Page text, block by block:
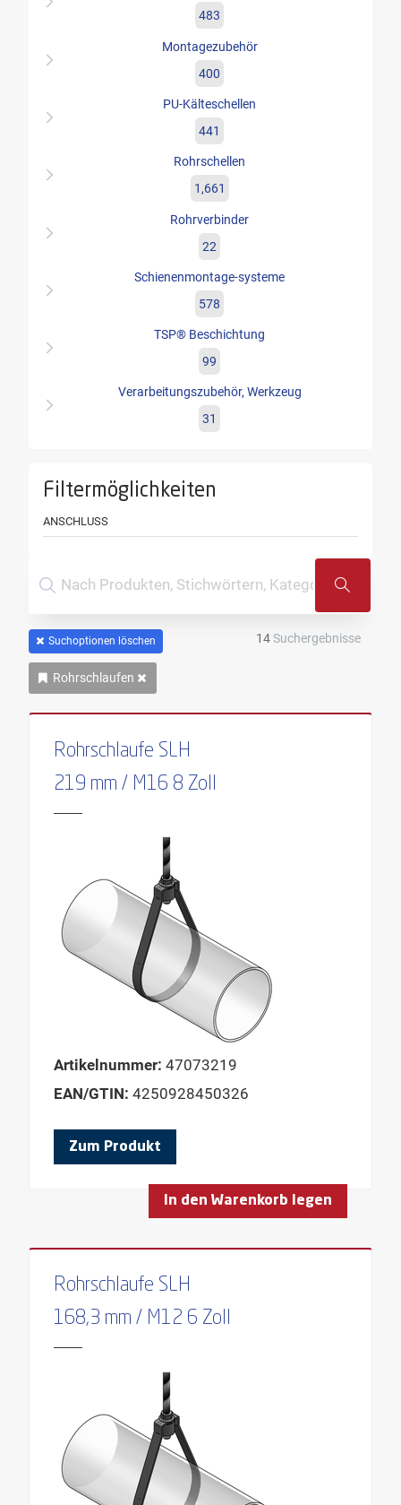
483
Montagezubehör
400
PU-Kälteschellen
441
Rohrschellen
1,661
Rohrverbinder
22
Schienenmontage-systeme
578
TSP® Beschichtung
99
Verarbeitungszubehör, Werkzeug
31
Filtermöglichkeiten
ANSCHLUSS
Suchoptionen löschen
Rohrschlaufen
14Suchergebnisse
Rohrschlaufe SLH
219 mm / M16 8 Zoll
Artikelnummer: 47073219
EAN/GTIN: 4250928450326
Zum Produkt
In den Warenkorb legen
Rohrschlaufe SLH
168,3 mm / M12 6 Zoll